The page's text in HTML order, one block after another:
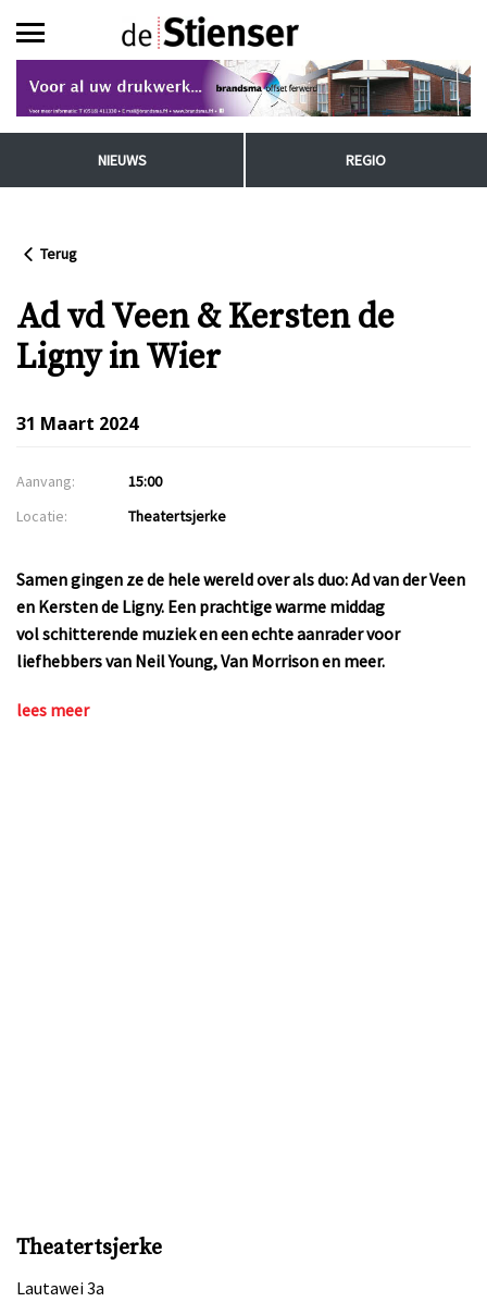
NIEUWS REGIO
Terug
Ad vd Veen & Kersten de
Ligny in Wier
31 Maart 2024
Aanvang:
15:00
Locatie:
Theatertsjerke
Samen gingen ze de hele wereld over als duo: Ad van der Veen
en Kersten de Ligny. Een prachtige warme middag
volschitterende muziek en een echte aanrader voor
liefhebbers van Neil Young, Van Morrison en meer.
lees meer
Theatertsjerke
Lautawei 3a